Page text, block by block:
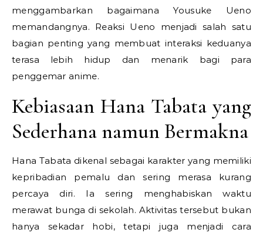
menggambarkan bagaimana Yousuke Ueno
memandangnya. Reaksi Ueno menjadi salah satu
bagian penting yang membuat interaksi keduanya
terasa lebih hidup dan menarik bagi para
penggemar anime.
Kebiasaan Hana Tabata yang
Sederhana namun Bermakna
Hana Tabata dikenal sebagai karakter yang memiliki
kepribadian pemalu dan sering merasa kurang
percaya diri. Ia sering menghabiskan waktu
merawat bunga di sekolah. Aktivitas tersebut bukan
hanya sekadar hobi, tetapi juga menjadi cara